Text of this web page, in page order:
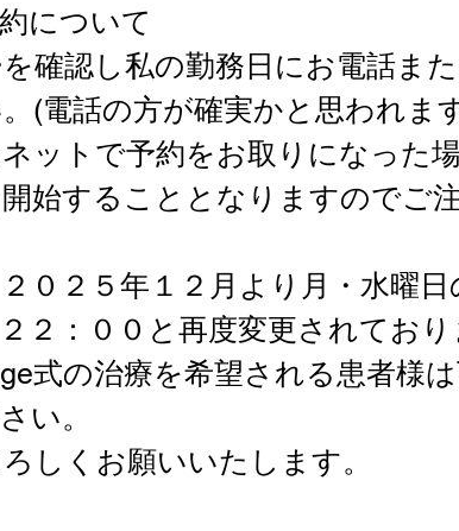
について
確認し私の勤務日にお電話ま
(電話の方が確実かと思われま
ットで予約をお取りになった
始することとなりますのでご
０２５年１２月より月・水曜日
２：００と再度変更されてお
式の治療を希望される患者様
い。
しくお願いいたします。